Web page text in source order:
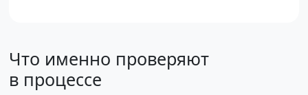
Что именно проверяют
в процессе